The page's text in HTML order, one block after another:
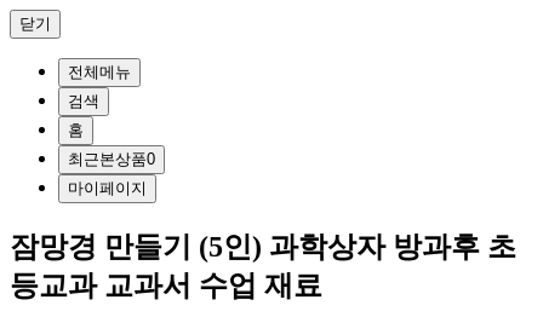
닫기
전체메뉴
검색
홈
최근본상품0
마이페이지
잠망경 만들기 (5인) 과학상자 방과후 초
등교과 교과서 수업 재료